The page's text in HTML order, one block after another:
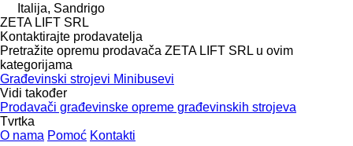
Italija, Sandrigo
ZETA LIFT SRL
Kontaktirajte prodavatelja
Pretražite opremu prodavača ZETA LIFT SRL u ovim
kategorijama
Građevinski strojevi Minibusevi
Vidi također
Prodavači građevinske opreme građevinskih strojeva
Tvrtka
O nama Pomoć Kontakti